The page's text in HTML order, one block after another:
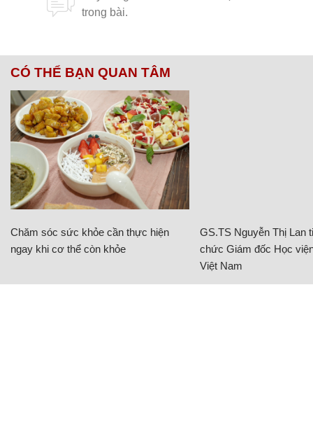
CÓ THỂ BẠN QUAN TÂM
Chăm sóc sức khỏe cần thực hiện
ngay khi cơ thể còn khỏe
GS.TS Nguyễn Thị Lan
chức Giám đốc Học
Việt Nam